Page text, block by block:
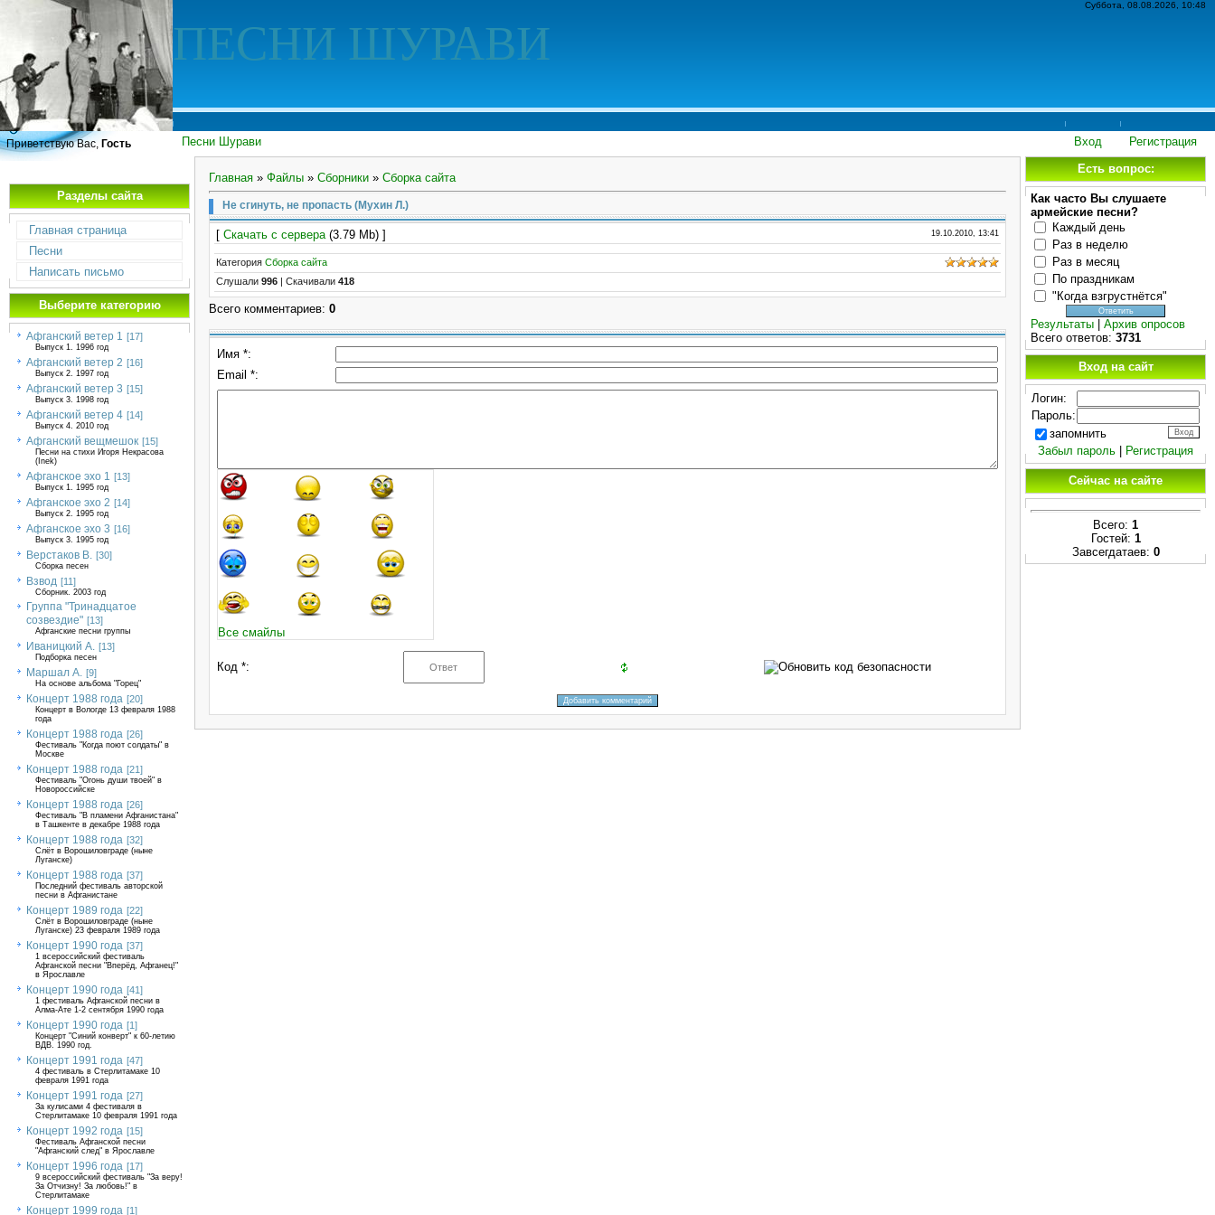
Суббота, 08.08.2026, 10:48
ПЕСНИ ШУРАВИ
Песни Шурави Регистрация
Вход
Приветствую Вас, Гость
Разделы сайта
Главная страница
Песни
Написать письмо
Выберите категорию
Афганский ветер 1 [17]
Выпуск 1. 1996 год
Афганский ветер 2 [16]
Выпуск 2. 1997 год
Афганский ветер 3 [15]
Выпуск 3. 1998 год
Афганский ветер 4 [14]
Выпуск 4. 2010 год
Афганский вещмешок [15]
Песни на стихи Игоря Некрасова
(Inek)
Афганское эхо 1 [13]
Выпуск 1. 1995 год
Афганское эхо 2 [14]
Выпуск 2. 1995 год
Афганское эхо 3 [16]
Выпуск 3. 1995 год
Верстаков В. [30]
Сборка песен
Взвод [11]
Сборник. 2003 год
Группа "Тринадцатое
созвездие" [13]
Афганские песни группы
Иваницкий А. [13]
Подборка песен
Маршал А. [9]
На основе альбома "Горец"
Концерт 1988 года [20]
Концерт в Вологде 13 февраля 1988
года
Концерт 1988 года [26]
Фестиваль "Когда поют солдаты" в
Москве
Концерт 1988 года [21]
Фестиваль "Огонь души твоей" в
Новороссийске
Концерт 1988 года [26]
Фестиваль "В пламени Афганистана"
в Ташкенте в декабре 1988 года
Концерт 1988 года [32]
Слёт в Ворошиловграде (ныне
Луганске)
Концерт 1988 года [37]
Последний фестиваль авторской
песни в Афганистане
Концерт 1989 года [22]
Слёт в Ворошиловграде (ныне
Луганске) 23 февраля 1989 года
Концерт 1990 года [37]
1 всероссийский фестиваль
Афганской песни "Вперёд, Афганец!"
в Ярославле
Концерт 1990 года [41]
1 фестиваль Афганской песни в
Алма-Ате 1-2 сентября 1990 года
Концерт 1990 года [1]
Концерт "Синий конверт" к 60-летию
ВДВ. 1990 год.
Концерт 1991 года [47]
4 фестиваль в Стерлитамаке 10
февраля 1991 года
Концерт 1991 года [27]
За кулисами 4 фестиваля в
Стерлитамаке 10 февраля 1991 года
Концерт 1992 года [15]
Фестиваль Афганской песни
"Афганский след" в Ярославле
Концерт 1996 года [17]
9 всероссийский фестиваль "За веру!
За Отчизну! За любовь!" в
Стерлитамаке
Концерт 1999 года [1]
Главная » Файлы » Сборники » Сборка сайта
Не сгинуть, не пропасть (Мухин Л.)
[ Скачать с сервера(3.79 Mb) ] 19.10.2010, 13:41
Категория Сборка сайта
Слушали 996 Скачивали 418
Всего комментариев: 0
Имя *:
Email *:
Все смайлы
Код *:
Есть вопрос:
Как часто Вы слушаете
армейские песни?
Каждый день
Раз в неделю
Раз в месяц
По праздникам
"Когда взгрустнётся"
Результаты
Архив опросов
Всего ответов: 3731
Вход на сайт
Логин:
Пароль:
запомнить
Забыл пароль
Регистрация
Сейчас на сайте
Всего: 1
Гостей: 1
Завсегдатаев: 0